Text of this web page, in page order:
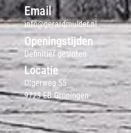
Email
info@gerardmulder.nl
Openingstijden
Definitief gesloten
Locatie
Olgerweg 55
9723 EB Groningen